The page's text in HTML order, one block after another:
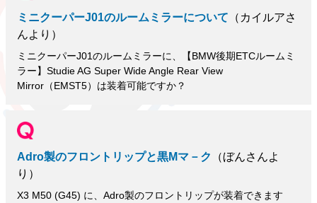
ミニクーパーJ01のルームミラーについて （カイルアさ
んより）
ミニクーパーJ01のルームミラーに、【BMW後期ETCルームミ
ラー】Studie AG Super Wide Angle Rear View
Mirror（EMST5）は装着可能ですか？
Adro製のフロントリップと黒Mマ－ク
（ぼんさんよ
り）
X3 M50 (G45) に、Adro製のフロントリップが装着できます